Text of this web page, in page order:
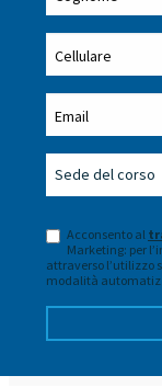
Acconsento al
Marketing: per
attraverso l’utilizzo
modalità